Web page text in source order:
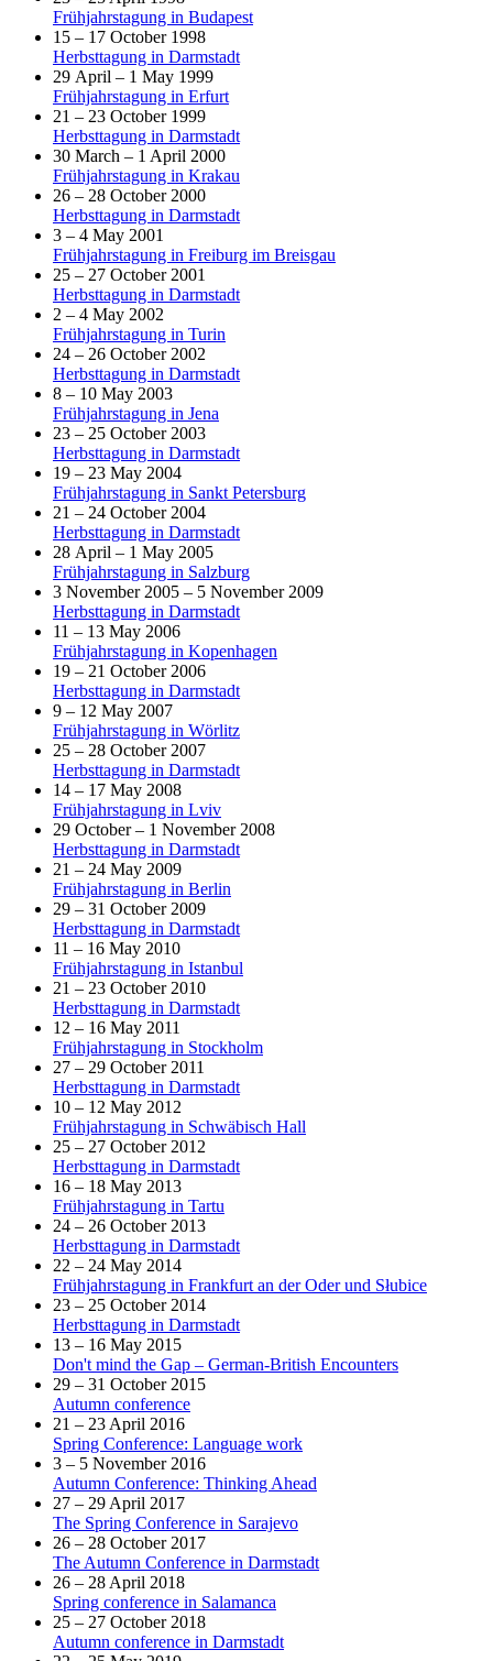
Frühjahrstagung in Budapest
15 – 17 October 1998
Herbsttagung in Darmstadt
29 April – 1 May 1999
Frühjahrstagung in Erfurt
21 – 23 October 1999
Herbsttagung in Darmstadt
30 March – 1 April 2000
Frühjahrstagung in Krakau
26 – 28 October 2000
Herbsttagung in Darmstadt
3 – 4 May 2001
Frühjahrstagung in Freiburg im Breisgau
25 – 27 October 2001
Herbsttagung in Darmstadt
2 – 4 May 2002
Frühjahrstagung in Turin
24 – 26 October 2002
Herbsttagung in Darmstadt
8 – 10 May 2003
Frühjahrstagung in Jena
23 – 25 October 2003
Herbsttagung in Darmstadt
19 – 23 May 2004
Frühjahrstagung in Sankt Petersburg
21 – 24 October 2004
Herbsttagung in Darmstadt
28 April – 1 May 2005
Frühjahrstagung in Salzburg
3 November 2005 – 5 November 2009
Herbsttagung in Darmstadt
11 – 13 May 2006
Frühjahrstagung in Kopenhagen
19 – 21 October 2006
Herbsttagung in Darmstadt
9 – 12 May 2007
Frühjahrstagung in Wörlitz
25 – 28 October 2007
Herbsttagung in Darmstadt
14 – 17 May 2008
Frühjahrstagung in Lviv
29 October – 1 November 2008
Herbsttagung in Darmstadt
21 – 24 May 2009
Frühjahrstagung in Berlin
29 – 31 October 2009
Herbsttagung in Darmstadt
11 – 16 May 2010
Frühjahrstagung in Istanbul
21 – 23 October 2010
Herbsttagung in Darmstadt
12 – 16 May 2011
Frühjahrstagung in Stockholm
27 – 29 October 2011
Herbsttagung in Darmstadt
10 – 12 May 2012
Frühjahrstagung in Schwäbisch Hall
25 – 27 October 2012
Herbsttagung in Darmstadt
16 – 18 May 2013
Frühjahrstagung in Tartu
24 – 26 October 2013
Herbsttagung in Darmstadt
22 – 24 May 2014
Frühjahrstagung in Frankfurt an der Oder und Słubice
23 – 25 October 2014
Herbsttagung in Darmstadt
13 – 16 May 2015
Don't mind the Gap – German-British Encounters
29 – 31 October 2015
Autumn conference
21 – 23 April 2016
Spring Conference: Language work
3 – 5 November 2016
Autumn Conference: Thinking Ahead
27 – 29 April 2017
The Spring Conference in Sarajevo
26 – 28 October 2017
The Autumn Conference in Darmstadt
26 – 28 April 2018
Spring conference in Salamanca
25 – 27 October 2018
Autumn conference in Darmstadt